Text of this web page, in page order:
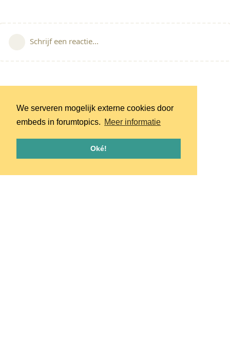
We serveren mogelijk externe cookies door
embeds in forumtopics. Meer informatie
Oké!
Schrijf een reactie...